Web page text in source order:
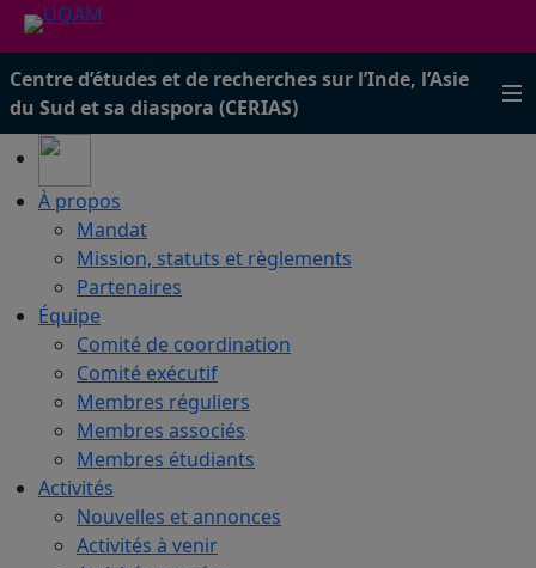
Centre d’études et de recherches sur l’Inde, l’Asie
du Sud et sa diaspora (CERIAS)
À propos
Mandat
Mission, statuts et règlements
Partenaires
Équipe
Comité de coordination
Comité exécutif
Membres réguliers
Membres associés
Membres étudiants
Activités
Nouvelles et annonces
Activités à venir